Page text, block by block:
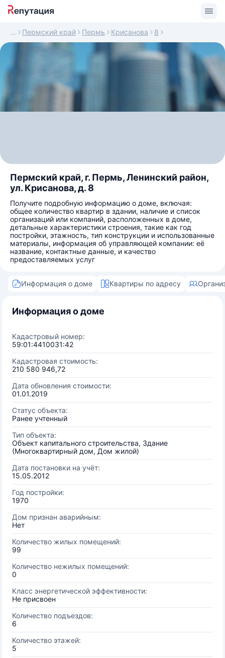
Пермский край Пермь Крисанова 8
Пермский край, г. Пермь, Ленинский район,
ул. Крисанова, д. 8
Получите подробную информацию о доме, включая:
общее количество квартир в здании, наличие и список
организаций или компаний, расположенных в доме,
детальные характеристики строения, такие как год
постройки, этажность, тип конструкции и использованные
материалы, информация об управляющей компании: её
название, контактные данные, и качество
предоставляемых услуг
Информация о доме Квартиры по адресу
Информация о доме
Кадастровый номер:
59:01:4410031:42
Кадастровая стоимость:
210 580 946,72
Дата обновления стоимости:
01.01.2019
Статус объекта:
Ранее учтенный
Тип объекта:
Объект капитального строительства, Здание
(Многоквартирный дом, Дом жилой)
Дата постановки на учёт:
15.05.2012
Год постройки:
1970
Дом признан аварийным:
Нет
Количество жилых помещений:
99
Количество нежилых помещений:
0
Класс энергетической эффективности:
Не присвоен
Количество подъездов:
6
Количество этажей:
5